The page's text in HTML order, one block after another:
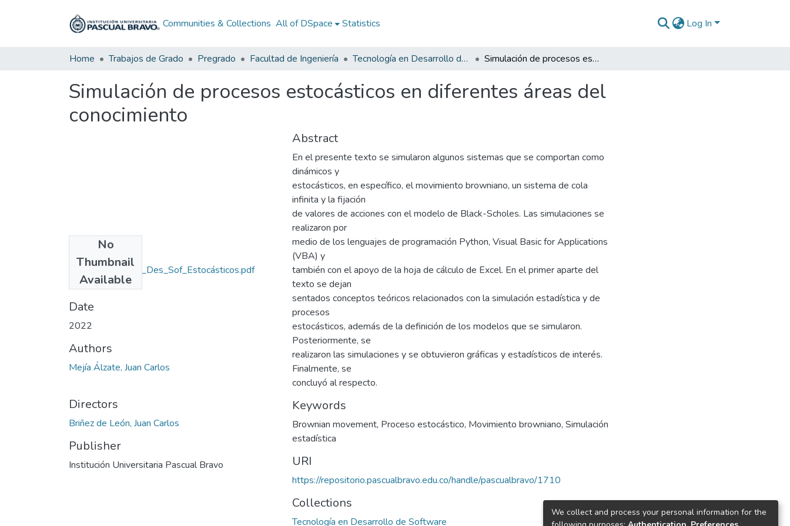
Communities & Collections All of DSpace Statistics Log In
Home Trabajos de Grado Pregrado Facultad de Ingeniería Tecnología en Desarrollo de Software Simulación de procesos estocásticos en diferentes áreas del conocimiento
Simulación de procesos estocásticos en diferentes áreas del
conocimiento
No
Thumbnail
Available
Rep_IUPB_Tec_Des_Sof_Estocásticos.pdf
(527.75 KB)
Date
2022
Authors
Mejía Álzate, Juan Carlos
Directors
Briñez de León, Juan Carlos
Publisher
Institución Universitaria Pascual Bravo
Abstract
En el presente texto se simularon algunos sistemas que se comportan como
dinámicos y
estocásticos, en específico, el movimiento browniano, un sistema de cola
infinita y la fijación
de valores de acciones con el modelo de Black-Scholes. Las simulaciones se
realizaron por
medio de los lenguajes de programación Python, Visual Basic for Applications
(VBA) y
también con el apoyo de la hoja de cálculo de Excel. En el primer aparte del
texto se dejan
sentados conceptos teóricos relacionados con la simulación estadística y de
procesos
estocásticos, además de la definición de los modelos que se simularon.
Posteriormente, se
realizaron las simulaciones y se obtuvieron gráficas y estadísticos de interés.
Finalmente, se
concluyó al respecto.
Keywords
Brownian movement, Proceso estocástico, Movimiento browniano, Simulación
estadística
URI
https://repositorio.pascualbravo.edu.co/handle/pascualbravo/1710
Collections
Tecnología en Desarrollo de Software
We collect and process your personal information for the